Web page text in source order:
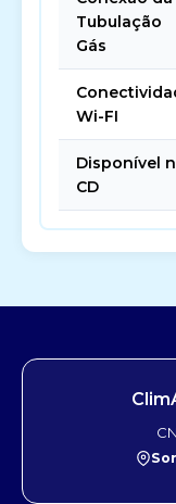
Tubulação
Gás
Wi-FI
Disponível
CD